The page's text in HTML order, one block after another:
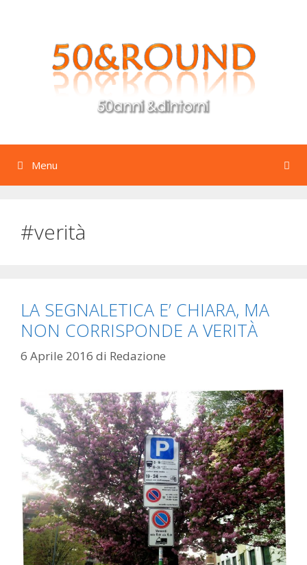
Menu
#verità
LA SEGNALETICA E’ CHIARA, MA
NON CORRISPONDE A VERITÀ
6 Aprile 2016 di Redazione